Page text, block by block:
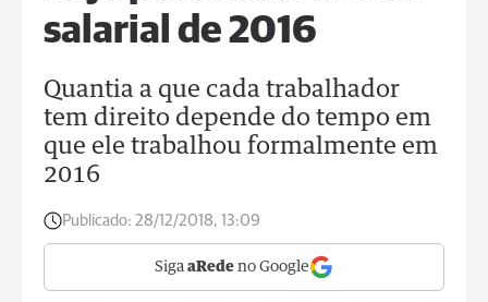
salarial de 2016
Quantia a que cada trabalhador
tem direito depende do tempo em
que ele trabalhou formalmente em
2016
Publicado: 28/12/2018, 13:09
Siga aRede no Google